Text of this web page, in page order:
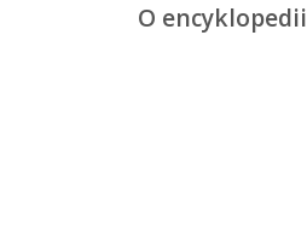
O encyklopedii